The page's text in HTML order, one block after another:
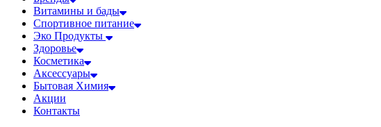
Витамины и бады
Спортивное питание
Эко Продукты
Здоровье
Косметика
Аксессуары
Бытовая Химия
Акции
Контакты